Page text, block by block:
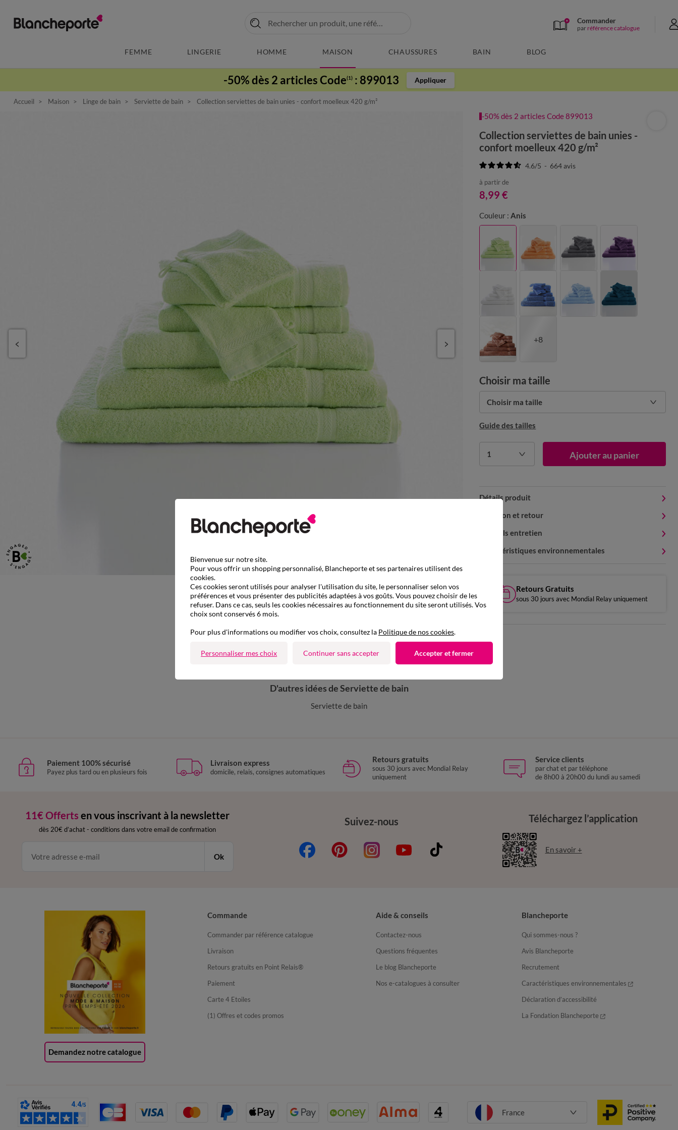
Commander
par référence catalogue
FEMME LINGERIE HOMME MAISON CHAUSSURES BAIN BLOG
-50% dès 2 articles Code(1) : 899013 Appliquer
Accueil Maison Linge de bain Serviette de bain Collection serviettes de bain unies - confort moelleux 420 g/m²
-50% dès 2 articles Code 899013
Collection serviettes de bain unies -
confort moelleux 420 g/m²
4.6/5 - 664avis
à partir de
8,99 €
Couleur : Anis
+8
Choisir ma taille
Choisir ma taille
Guide des tailles
1 Ajouter au panier
Détails produit
Livraison et retour
Conseils entretien
Caractéristiques environnementales
Retours Gratuits
sous 30 jours avec Mondial Relay uniquement
D'autres idées de Serviette de bain
Serviette de bain
Paiement 100% sécurisé
Payez plus tard ou en plusieurs fois
Livraison express
domicile, relais, consignes automatiques
Retours gratuits
sous 30 jours avec Mondial Relay
uniquement
Service clients
par chat et par téléphone
de 8h00 à 20h00 du lundi au samedi
11€ Offerts en vous inscrivant à la newsletter
dès 20€ d’achat - conditions dans votre email de confirmation
Ok
Suivez-nous Téléchargez l’application
En savoir +
Demandez notre catalogue
Commande
Commander par référence catalogue
Livraison
Retours gratuits en Point Relais®
Paiement
Carte 4 Etoiles
(1) Offres et codes promos
Aide & conseils
Contactez-nous
Questions fréquentes
Le blog Blancheporte
Nos e-catalogues à consulter
Blancheporte
Qui sommes-nous ?
Avis Blancheporte
Recrutement
Caractéristiques environnementales
Déclaration d’accessibilité
La Fondation Blancheporte
France
Bienvenue sur notre site.
Pour vous offrir un shopping personnalisé, Blancheporte et ses partenaires utilisent des
cookies.
Ces cookies seront utilisés pour analyser l'utilisation du site, le personnaliser selon vos
préférences et vous présenter des publicités adaptées à vos goûts. Vous pouvez choisir de les
refuser. Dans ce cas, seuls les cookies nécessaires au fonctionnement du site seront utilisés. Vos
choix sont conservés 6 mois.
Pour plus d'informations ou modifier vos choix, consultez la Politique de nos cookies.
Personnaliser mes choix Continuer sans accepter Accepter et fermer